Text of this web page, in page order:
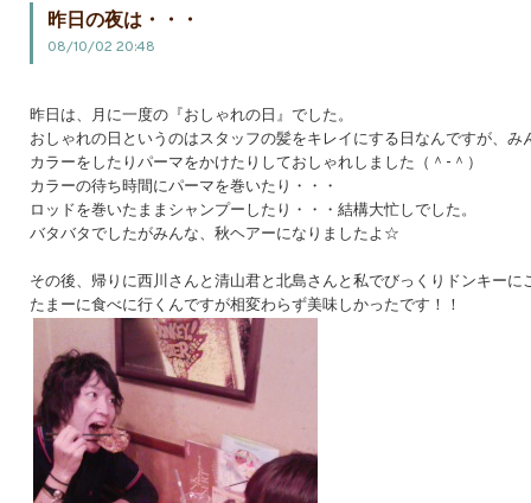
昨日の夜は・・・
08/10/02 20:48
昨日は、月に一度の『おしゃれの日』でした。
おしゃれの日というのはスタッフの髪をキレイにする日なんですが、み
カラーをしたりパーマをかけたりしておしゃれしました（＾-＾）
カラーの待ち時間にパーマを巻いたり・・・
ロッドを巻いたままシャンプーしたり・・・結構大忙しでした。
バタバタでしたがみんな、秋ヘアーになりましたよ☆
その後、帰りに西川さんと清山君と北島さんと私でびっくりドンキーに
たまーに食べに行くんですが相変わらず美味しかったです！！